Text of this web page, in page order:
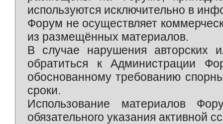
используются исключительно в
Форум не осуществляет
из размещённых материалов.
В случае нарушения авторских
обратиться к Администрации
обоснованному требованию
сроки.
Использование материалов
обязательного указания активной